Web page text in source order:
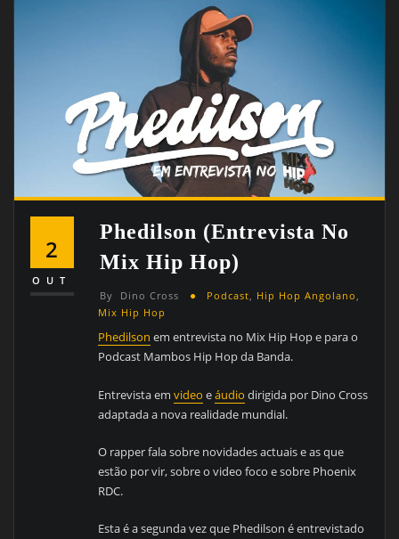
2
OUT
Phedilson (entrevista No
Mix Hip Hop)
By Dino Cross Podcast Hip Hop Angolano
Mix Hip Hop
Phedilson em entrevista no Mix Hip Hop e para o
Podcast Mambos Hip Hop da Banda.
Entrevista emvideo eáudio dirigida por Dino Cross
adaptada a nova realidade mundial.
O rapper fala sobre novidades actuais e as que
estão por vir, sobre o video foco e sobre Phoenix
RDC.
Esta é a segunda vez que Phedilson é entrevistado